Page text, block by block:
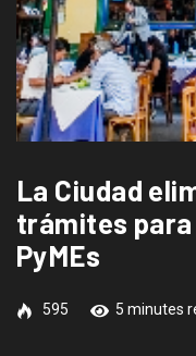
La Ciudad
trámites
PyMEs
595 5 minutes